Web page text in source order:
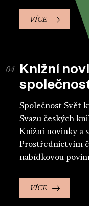
VÍCE
Knižní
Společnost Svět
Svazu českých
Knižní novinky a
Prostřednictvím
nabídkovou
VÍCE